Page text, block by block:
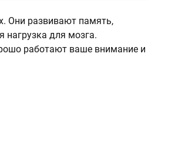
Они развивают память,
для мозга.
работают ваше внимание и